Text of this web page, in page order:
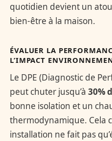
quotidien devient un
bien-être à la maison.
ÉVALUER LA
L’IMPACT
Le DPE (Diagnostic de
peut chuter jusqu’à 30%
bonne isolation et un
thermodynamique. Cela
installation ne fait pas